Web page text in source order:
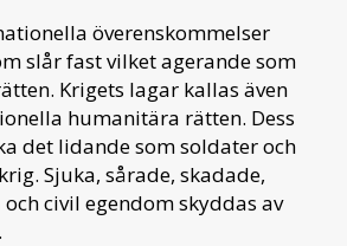
överenskommelser
slår fast vilket agerande som
Krigets lagar kallas även
humanitära rätten. Dess
det lidande som soldater och
Sjuka, sårade, skadade,
civil egendom skyddas av